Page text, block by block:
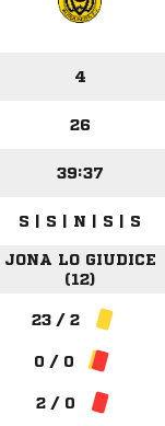
4
26
39:37
S | S | N | S | S
JONA LO GIUDICE
(12)
23 / 2
0 / 0
2 / 0